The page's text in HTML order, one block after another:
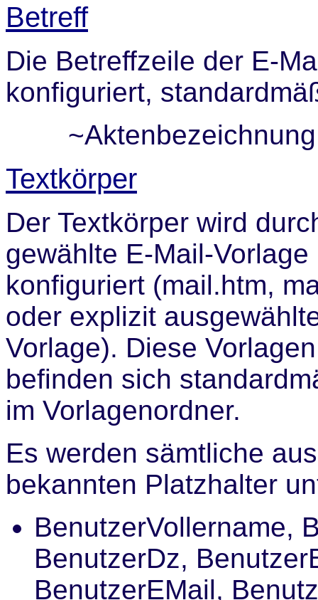
Betreff
Die Betreffzeile der E-
konfiguriert,
~Aktenbezeichnung
Textkörper
Der Textkörper wird
gewählte E-Mail-Vorlage
konfiguriert (mail.htm,
oder explizit
Vorlage). Diese Vorlagen
befinden sich
im Vorlagenordner.
Es werden sämtliche
bekannten Platzhalter
BenutzerVollername,
BenutzerDz,
BenutzerEMail,